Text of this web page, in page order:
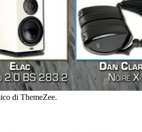
di ThemeZee.